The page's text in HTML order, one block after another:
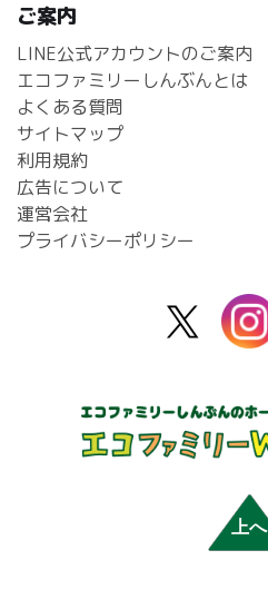
ご案内
LINE公式アカウントのご案内
エコファミリーしんぶんとは
よくある質問
サイトマップ
利用規約
広告について
運営会社
プライバシーポリシー
上へ